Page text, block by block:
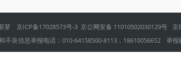
芽 京ICP备17028573号-3 京公网安备 11010502030129号 京
不良信息举报电话：010-64158500-8113，18610056652 举报